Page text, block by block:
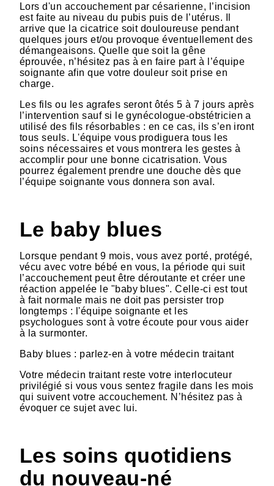
Lors d'un accouchement par césarienne, l’incision
est faite au niveau du pubis puis de l’utérus. Il
arrive que la cicatrice soit douloureuse pendant
quelques jours et/ou provoque éventuellement des
démangeaisons. Quelle que soit la gêne
éprouvée, n’hésitez pas à en faire part à l’équipe
soignante afin que votre douleur soit prise en
charge.
Les fils ou les agrafes seront ôtés 5 à 7 jours après
l’intervention sauf si le gynécologue-obstétricien a
utilisé des fils résorbables : en ce cas, ils s’en iront
tous seuls. L'équipe vous prodiguera tous les
soins nécessaires et vous montrera les gestes à
accomplir pour une bonne cicatrisation. Vous
pourrez également prendre une douche dès que
l’équipe soignante vous donnera son aval.
Le baby blues
Lorsque pendant 9 mois, vous avez porté, protégé,
vécu avec votre bébé en vous, la période qui suit
l’accouchement peut être déroutante et créer une
réaction appelée le "baby blues". Celle-ci est tout
à fait normale mais ne doit pas persister trop
longtemps : l'équipe soignante et les
psychologues sont à votre écoute pour vous aider
à la surmonter.
Baby blues : parlez-en à votre médecin traitant
Votre médecin traitant reste votre interlocuteur
privilégié si vous vous sentez fragile dans les mois
qui suivent votre accouchement. N’hésitez pas à
évoquer ce sujet avec lui.
Les soins quotidiens
du nouveau-né